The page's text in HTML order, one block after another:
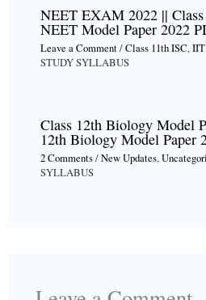
NEET EXAM 2022 ||
NEET Model Paper 2022
Leave a Comment/Class 11th ISC,IIT
STUDY SYLLABUS
Class 12th Biology Model
12th Biology Model Paper
2 Comments/New Updates,
SYLLABUS